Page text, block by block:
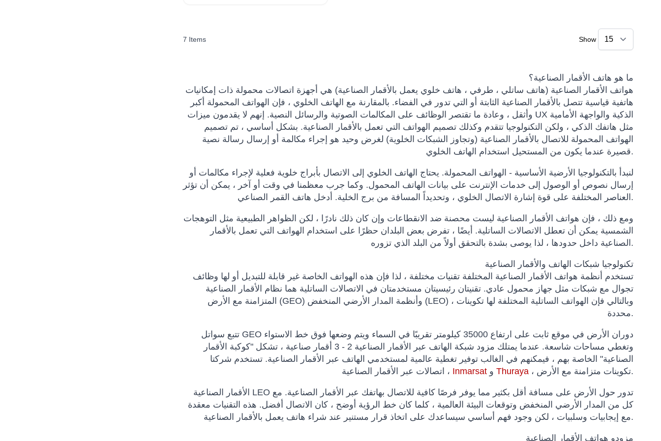
7 Items Show
ما هو هاتف الأقمار الصناعية؟
هواتف الأقمار الصناعية (هاتف ساتلي ، طرفي ، هاتف خلوي يعمل بالأقمار الصناعية) هي أجهزة اتصالات محمولة ذات إمكانيات
هاتفية قياسية تتصل بالأقمار الصناعية الثابتة أو التي تدور في الفضاء. بالمقارنة مع الهاتف الخلوي ، فإن الهواتف المحمولة أكبر
وأثقل ، وعادة ما تقتصر الوظائف على المكالمات الصوتية والرسائل النصية. إنهم لا يقدمون ميزات UX الذكية والواجهة الأمامية
مثل هاتفك الذكي ، ولكن التكنولوجيا تتقدم وكذلك تصميم الهواتف التي تعمل بالأقمار الصناعية. بشكل أساسي ، تم تصميم
الهواتف المحمولة للاتصال بالأقمار الصناعية (وتجاوز الشبكات الخلوية) لغرض وحيد هو إجراء مكالمة أو إرسال رسالة نصية
قصيرة عندما يكون من المستحيل استخدام الهاتف الخلوي.
لنبدأ بالتكنولوجيا الأرضية الأساسية - الهواتف المحمولة. يحتاج الهاتف الخلوي إلى الاتصال بأبراج خلوية فعلية لإجراء مكالمات أو
إرسال نصوص أو الوصول إلى خدمات الإنترنت على بيانات الهاتف المحمول. وكما جرب معظمنا في وقت أو آخر ، يمكن أن تؤثر
العناصر المختلفة على قوة إشارة الاتصال الخلوي ، وتحديداً المسافة من برج الخلية. أدخل هاتف القمر الصناعي.
ومع ذلك ، فإن هواتف الأقمار الصناعية ليست محصنة ضد الانقطاعات وإن كان ذلك نادرًا ، لكن الظواهر الطبيعية مثل التوهجات
الشمسية يمكن أن تعطل الاتصالات الساتلية. أيضًا ، تفرض بعض البلدان حظرًا على استخدام الهواتف التي تعمل بالأقمار
الصناعية داخل حدودها ، لذا يوصى بشدة بالتحقق أولاً من البلد الذي تزوره.
تكنولوجيا شبكات الهاتف والأقمار الصناعية
تستخدم أنظمة هواتف الأقمار الصناعية المختلفة تقنيات مختلفة ، لذا فإن هذه الهواتف الخاصة غير قابلة للتبديل أو لها وظائف
تجوال مع شبكات مثل جهاز محمول عادي. تقنيتان رئيسيتان مستخدمتان في الاتصالات الساتلية هما نظام الأقمار الصناعية
المتزامنة مع الأرض (GEO) وأنظمة المدار الأرضي المنخفض (LEO) ، وبالتالي فإن الهواتف الساتلية المختلفة لها تكوينات
محددة.
تتبع سواتل GEO دوران الأرض في موقع ثابت على ارتفاع 35000 كيلومتر تقريبًا في السماء ويتم وضعها فوق خط الاستواء
وتغطي مساحات شاسعة. عندما يمتلك مزود شبكة الهاتف عبر الأقمار الصناعية 2 - 3 أقمار صناعية ، تشكل "كوكبة الأقمار
الصناعية" الخاصة بهم ، فيمكنهم في الغالب توفير تغطية عالمية لمستخدمي الهاتف عبر الأقمار الصناعية. تستخدم شركتا
اتصالات عبر الأقمار الصناعية ، Inmarsat Thuraya ، تكوينات متزامنة مع الأرض.
الأقمار الصناعية LEO تدور حول الأرض على مسافة أقل بكثير مما يوفر فرصًا كافية للاتصال بهاتفك عبر الأقمار الصناعية. مع
كل من المدار الأرضي المنخفض وتوقعات البيئة العالمية ، كلما كان خط الرؤية أوضح ، كان الاتصال أفضل. هذه التقنيات معقدة
مع إيجابيات وسلبيات ، لكن وجود فهم أساسي سيساعدك على اتخاذ قرار مستنير عند شراء هاتف يعمل بالأقمار الصناعية.
مزودو هواتف الأقمار الصناعية